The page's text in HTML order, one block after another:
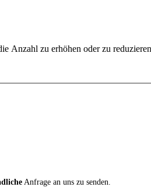
Anzahl zu erhöhen oder zu
Anfrage an uns zu senden.